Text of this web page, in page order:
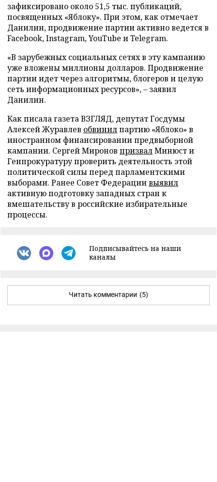
зафиксировано около 51,5 тыс. публикаций,
посвященных «Яблоку». При этом, как отмечает
Данилин, продвижение партии активно ведется в
Facebook, Instagram, YouTube и Telegram.
«В зарубежных социальных сетях в эту кампанию
уже вложены миллионы долларов. Продвижение
партии идет через алгоритмы, блогеров и целую
сеть информационных ресурсов», – заявил
Данилин.
Как писала газета ВЗГЛЯД, депутат Госдумы
Алексей Журавлев обвинилпартию «Яблоко» в
иностранном финансировании предвыборной
кампании. Сергей Миронов призвалМинюст и
Генпрокуратуру проверить деятельность этой
политической силы перед парламентскими
выборами. Ранее Совет Федерациивыявил
активную подготовку западных стран к
вмешательству в российские избирательные
процессы.
Подписывайтесь на наши
каналы
Читать комментарии (5)